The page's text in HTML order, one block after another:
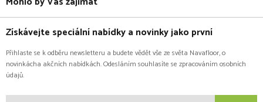
Získávejte speciální nabídky a novinky jako první
Přihlaste se k odběru newsletteru a budete vědět vše ze světa Navafloor, o
novinkácha akčních nabídkách. Odesláním souhlasíte se zpracováním osobních
údajů.